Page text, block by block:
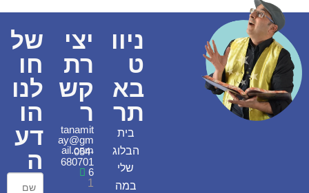
ניוו
ט
בא
תר
בית
הבלוג
שלי
במה
יצי
רת
קש
ר
tanamit
ay@gm
ail.com
054-
680701
6
1
של
חו
לנו
הו
דע
ה